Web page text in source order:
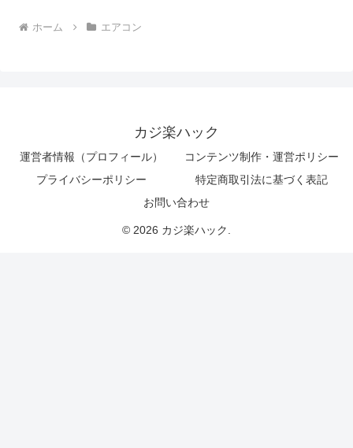
ホーム エアコン
カジ楽ハック
運営者情報（プロフィール）
コンテンツ制作・運営ポリシー
プライバシーポリシー
特定商取引法に基づく表記
お問い合わせ
© 2026 カジ楽ハック.